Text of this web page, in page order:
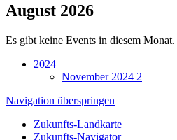
August 2026
Es gibt keine Events in diesem Monat.
2024
November 2024 2
Navigation überspringen
Zukunfts-Landkarte
Zukunfts-Navigator